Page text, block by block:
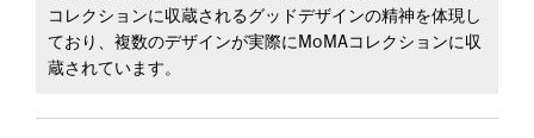
コレクションに収蔵されるグッドデザインの精神を体現し
ており、複数のデザインが実際にMoMAコレクションに収
蔵されています。